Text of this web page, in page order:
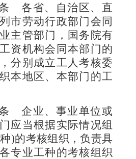
条各省、自治区、直
市劳动行政部门会同
主管部门，国务院有
资机构会同本部门的
分别成立工人考核委
本地区、本部门的工
条企业、事业单位或
应当根据实际情况组
)的考核组织，负责具
专业工种的考核组织